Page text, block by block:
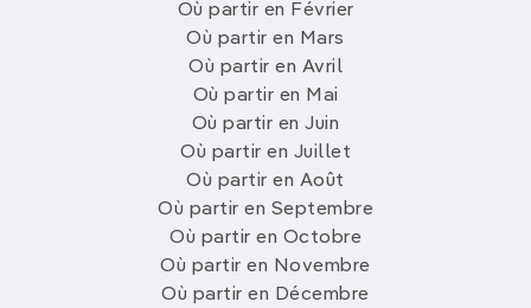
Où partir en Février
Où partir en Mars
Où partir en Avril
Où partir en Mai
Où partir en Juin
Où partir en Juillet
Où partir en Août
Où partir en Septembre
Où partir en Octobre
Où partir en Novembre
Où partir en Décembre